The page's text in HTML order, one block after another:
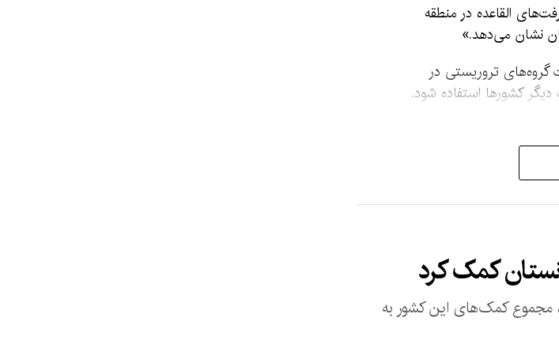
القاعده در منطقه
نشان می‌دهد.»
گروه‌های تروریستی در
دیگر کشورها استفاده شود.
مجموع کمک‌های این کشور به